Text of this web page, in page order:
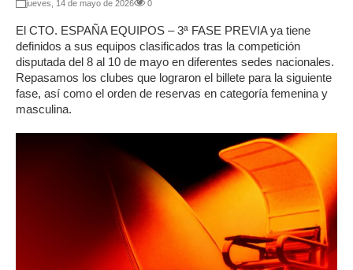
jueves, 14 de mayo de 2026 0
El CTO. ESPAÑA EQUIPOS – 3ª FASE PREVIA ya tiene
definidos a sus equipos clasificados tras la competición
disputada del 8 al 10 de mayo en diferentes sedes nacionales.
Repasamos los clubes que lograron el billete para la siguiente
fase, así como el orden de reservas en categoría femenina y
masculina.